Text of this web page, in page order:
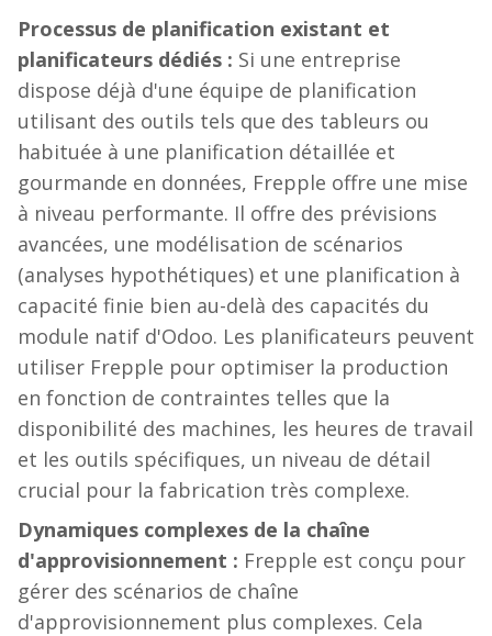
Processus de planification existant et
planificateurs dédiés : Si une entreprise
dispose déjà d'une équipe de planification
utilisant des outils tels que des tableurs ou
habituée à une planification détaillée et
gourmande en données, Frepple offre une mise
à niveau performante. Il offre des prévisions
avancées, une modélisation de scénarios
(analyses hypothétiques) et une planification à
capacité finie bien au-delà des capacités du
module natif d'Odoo. Les planificateurs peuvent
utiliser Frepple pour optimiser la production
en fonction de contraintes telles que la
disponibilité des machines, les heures de travail
et les outils spécifiques, un niveau de détail
crucial pour la fabrication très complexe.
Dynamiques complexes de la chaîne
d'approvisionnement : Frepple est conçu pour
gérer des scénarios de chaîne
d'approvisionnement plus complexes. Cela